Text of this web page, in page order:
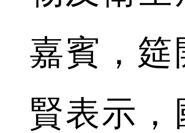
嘉賓，筵
賢表示